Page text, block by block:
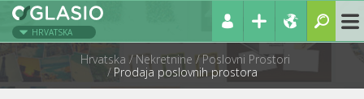
HRVATSKA
Hrvatska Nekretnine
Poslovni Prostori
Prodaja poslovnih prostora